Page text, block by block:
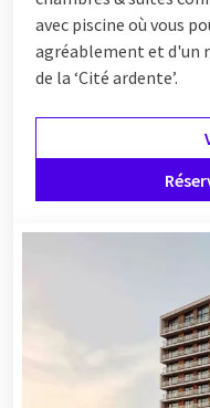
avec piscine où vous
agréablement et d'un
de la ‘Cité ardente’.